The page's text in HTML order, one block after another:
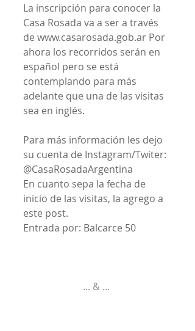
La inscripción para conocer la
Casa Rosada va a ser a través
de www.casarosada.gob.ar Por
ahora los recorridos serán en
español pero se está
contemplando para más
adelante que una de las visitas
sea en inglés.
Para más información les dejo
su cuenta de Instagram/Twiter:
@CasaRosadaArgentina
En cuanto sepa la fecha de
inicio de las visitas, la agrego a
este post.
Entrada por: Balcarce 50
... & ...